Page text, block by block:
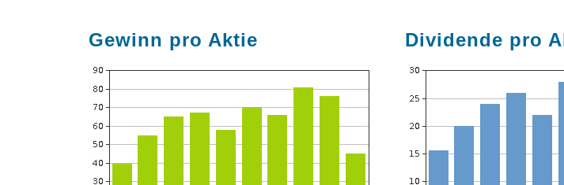
Gewinn pro Aktie Dividende pro